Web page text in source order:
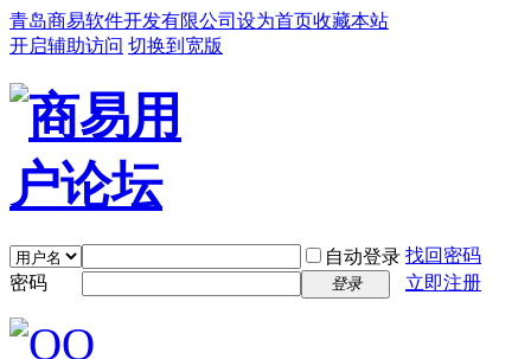
青岛商易软件开发有限公司 设为首页收藏本站
开启辅助访问 切换到宽版
自动登录 找回密码
密码
登录 立即注册